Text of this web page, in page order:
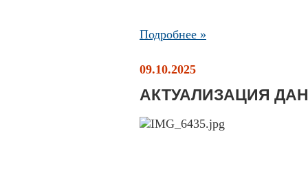
Подробнее »
09.10.2025
АКТУАЛИЗАЦИЯ